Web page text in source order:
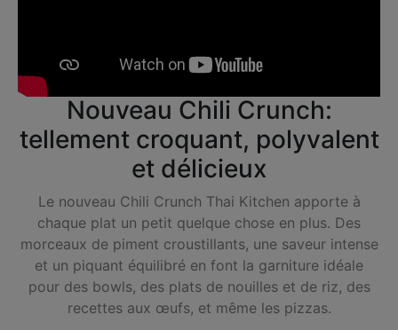
Nouveau Chili Crunch:
tellement croquant, polyvalent
et délicieux
Le nouveau Chili Crunch Thai Kitchen apporte à
chaque plat un petit quelque chose en plus. Des
morceaux de piment croustillants, une saveur intense
et un piquant équilibré en font la garniture idéale
pour des bowls, des plats de nouilles et de riz, des
recettes aux œufs, et même les pizzas.